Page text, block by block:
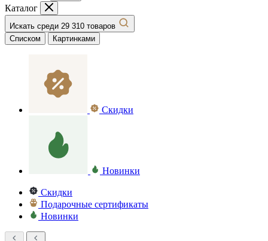
Каталог
Искать среди 29 310 товаров
Списком
Картинками
Скидки
Новинки
Скидки
Подарочные сертификаты
Новинки